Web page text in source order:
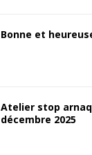
Bonne et
Atelier stop
décembre 2025